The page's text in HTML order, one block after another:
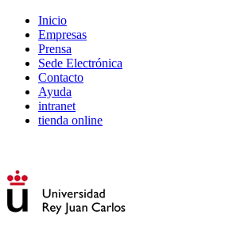
Inicio
Empresas
Prensa
Sede Electrónica
Contacto
Ayuda
intranet
tienda online